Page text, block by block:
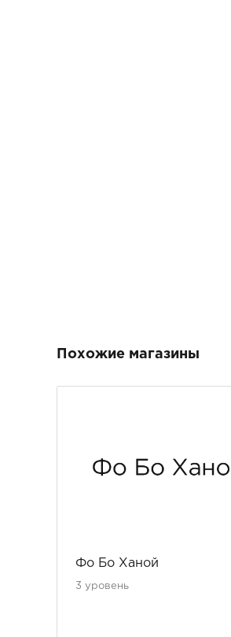
Похожие магазины
Фо Бо Ханой
3 уровень